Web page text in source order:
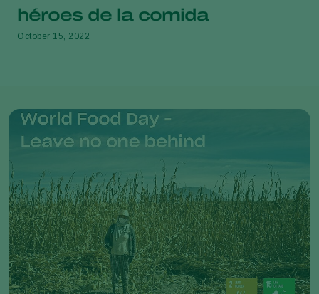
héroes de la comida
October 15, 2022